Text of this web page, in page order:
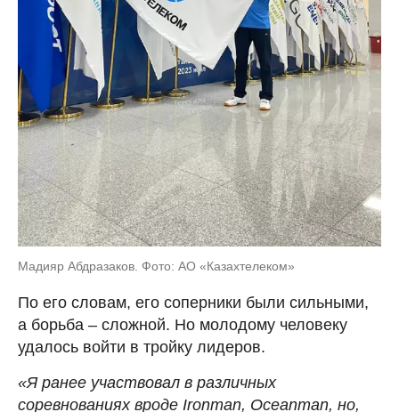
Мадияр Абдразаков. Фото: АО «Казахтелеком»
По его словам, его соперники были сильными,
а борьба – сложной. Но молодому человеку
удалось войти в тройку лидеров.
«Я ранее участвовал в различных
соревнованиях вроде Ironman, Oceanman, но,